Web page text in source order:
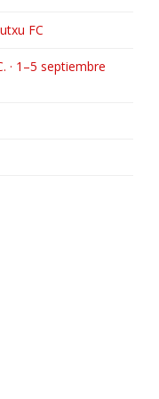
FC
· 1–5 septiembre